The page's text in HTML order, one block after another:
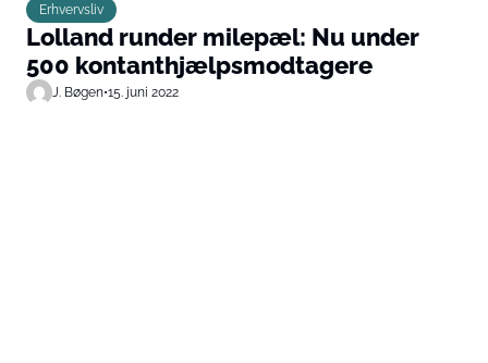
Erhvervsliv
Lolland runder milepæl: Nu under
500 kontanthjælpsmodtagere
J. Bøgen•15. juni 2022